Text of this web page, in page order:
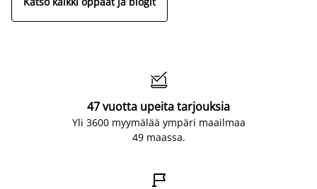

47 vuotta upeita tarjouksia
Yli 3600 myymälää ympäri maailmaa
49 maassa.
